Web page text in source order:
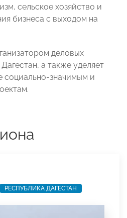
сельское хозяйство и
бизнеса с выходом на
деловых
а также уделяет
социально-значимым и
РЕСПУБЛИКА ДАГЕСТАН